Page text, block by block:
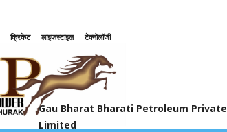
क्रिकेट लाइफस्टाइल
टेक्नोलॉजी
Gau Bharat Bharati Petroleum Private
Limited